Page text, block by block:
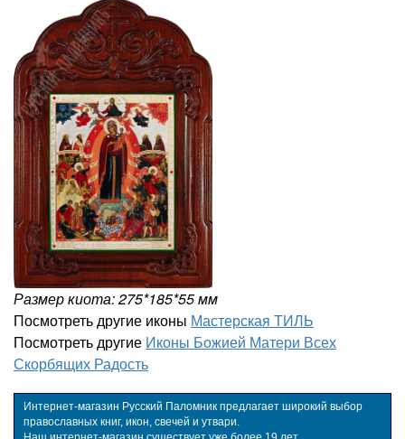
Размер киота: 275*185*55 мм
Посмотреть другие иконы Мастерская ТИЛЬ
Посмотреть другие Иконы Божией Матери Всех
Скорбящих Радость
Интернет-магазин Русский Паломник предлагает широкий выбор
православных книг, икон, свечей и утвари.